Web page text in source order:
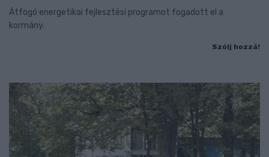
Átfogó energetikai fejlesztési programot fogadott el a
kormány.
Szólj hozzá!